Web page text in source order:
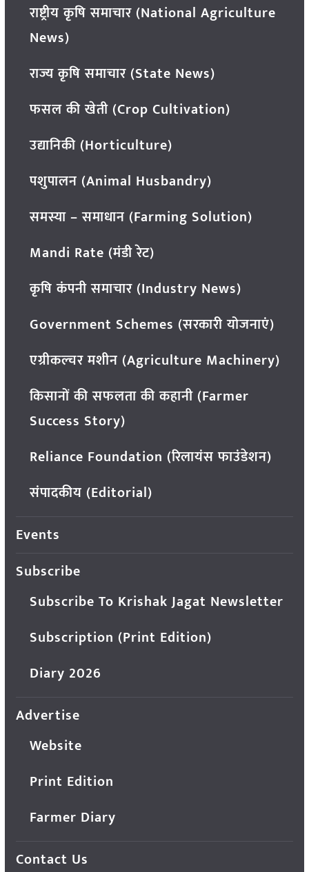
राष्ट्रीय कृषि समाचार (National Agriculture
News)
राज्य कृषि समाचार (State News)
फसल की खेती (Crop Cultivation)
उद्यानिकी (Horticulture)
पशुपालन (Animal Husbandry)
समस्या – समाधान (Farming Solution)
Mandi Rate (मंडी रेट)
कृषि कंपनी समाचार (Industry News)
Government Schemes (सरकारी योजनाएं)
एग्रीकल्चर मशीन (Agriculture Machinery)
किसानों की सफलता की कहानी (Farmer
Success Story)
Reliance Foundation (रिलायंस फाउंडेशन)
संपादकीय (Editorial)
Events
Subscribe
Subscribe To Krishak Jagat Newsletter
Subscription (Print Edition)
Diary 2026
Advertise
Website
Print Edition
Farmer Diary
Contact Us